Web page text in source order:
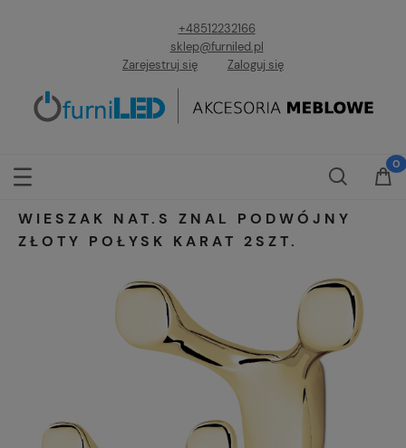
+48512232166
sklep@furniled.pl
Zarejestruj się
Zaloguj się
WIESZAK NAT.S ZNAL PODWÓJNY
ZŁOTY POŁYSK KARAT 2SZT.